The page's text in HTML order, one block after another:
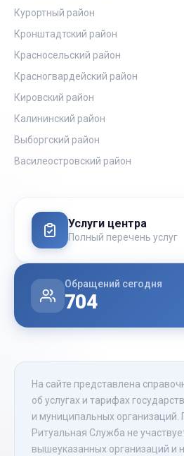
Курортный район
Кронштадтский район
Красносельский район
Красногвардейский район
Кировский район
Калининский район
Выборгский район
Василеостровский район
Услуги центра
Полный перечень услуг
Обращений сегодня
704
На сайте представлена
об услугах и тарифах
и муниципальных организаций.
Ритуальная Служба не
вышеуказанных организаций и